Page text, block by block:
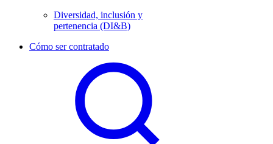
Diversidad, inclusión y
pertenencia (DI&B)
Cómo ser contratado